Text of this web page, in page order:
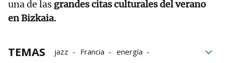
una de las grandes citas culturales delverano
en Bizkaia.
TEMAS jazz Francia
energía